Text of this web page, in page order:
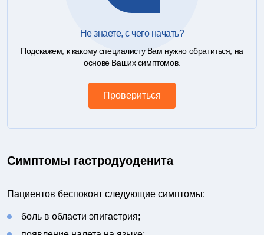
Не знаете, с чего начать?
Подскажем, к какому специалисту Вам нужно обратиться, на
основе Ваших симптомов.
Провериться
Симптомы гастродуоденита
Пациентов беспокоят следующие симптомы:
боль в области эпигастрия;